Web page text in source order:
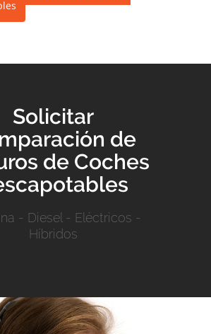
Solicitar
de
de Coches
- Diesel - Eléctricos -
Híbridos